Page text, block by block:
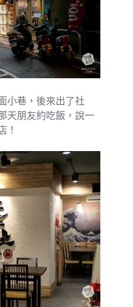
小巷，後來出了社
天朋友約吃飯，說一
！